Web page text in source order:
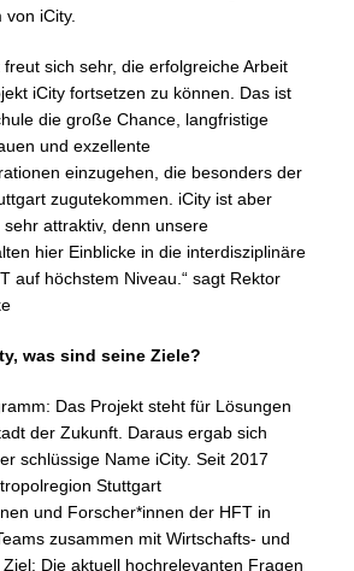
iCity.
freut sich sehr, die erfolgreiche Arbeit
iCity fortsetzen zu können. Das ist
die große Chance, langfristige
und exzellente
einzugehen, die besonders der
zugutekommen. iCity ist aber
attraktiv, denn unsere
hier Einblicke in die interdisziplinäre
auf höchstem Niveau.“ sagt Rektor
was sind seine Ziele?
Das Projekt steht für Lösungen
der Zukunft. Daraus ergab sich
schlüssige Name iCity. Seit 2017
Stuttgart
und Forscher*innen der HFT in
zusammen mit Wirtschafts- und
Die aktuell hochrelevanten Fragen